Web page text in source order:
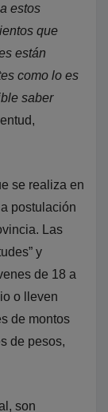
estos
que
están
como lo es
saber
se realiza en
postulación
Las
y
de 18 a
o lleven
de montos
de pesos,
son